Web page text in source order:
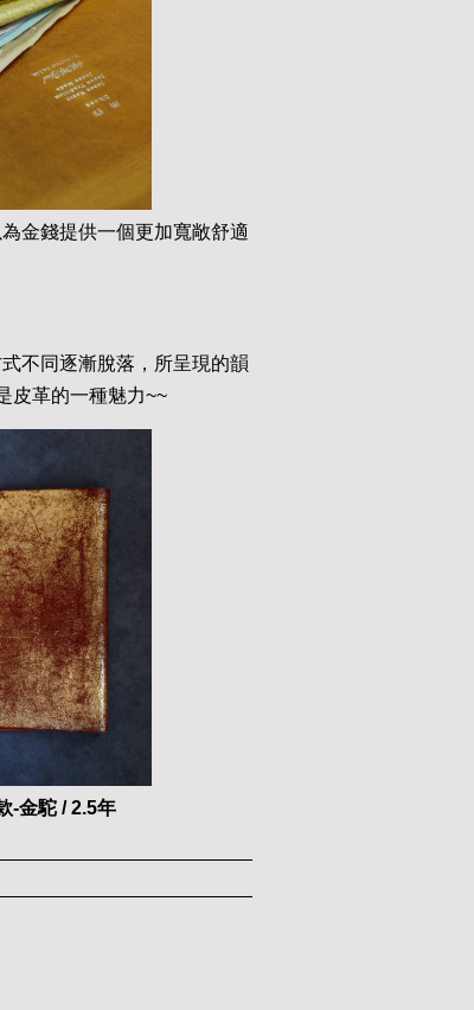
金錢提供一個更加寬敞舒適
不同逐漸脫落，所呈現的韻
皮革的一種魅力~~
-金駝 / 2.5年